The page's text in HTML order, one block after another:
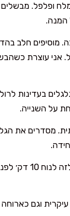
המנה.
מוסיפים חלב
מלח ופלפל. אני
בעדינות
על השנייה.
מסדרים את
אופים 25–35 דק׳ ב-190–200
וגם כארוחה